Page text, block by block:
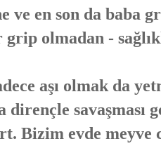
ve en son da baba
grip olmadan -
aşı olmak da
dirençle savaşması
Bizim evde